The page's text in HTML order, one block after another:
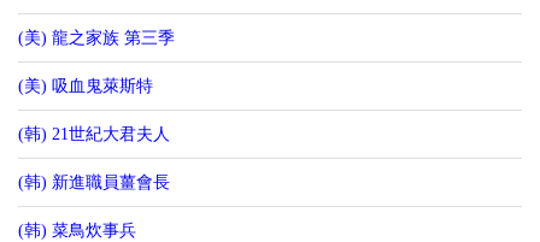
(美) 龍之家族 第三季
(美) 吸血鬼萊斯特
(韩) 21世紀大君夫人
(韩) 新進職員薑會長
(韩) 菜鳥炊事兵